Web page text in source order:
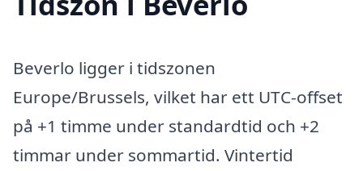
Beverlo ligger i tidszonen
Europe/Brussels, vilket har ett UTC-offset
på +1 timme under standardtid och +2
timmar under sommartid. Vintertid